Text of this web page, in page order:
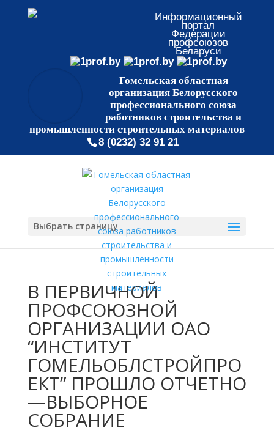
Информационный
портал
Федерации
профсоюзов
Беларуси
Гомельская областная
организация Белорусского
профессионального союза
работников строительства и
промышленности строительных материалов
8 (0232) 32 91 21
Выбрать страницу
В ПЕРВИЧНОЙ
ПРОФСОЮЗНОЙ
ОРГАНИЗАЦИИ ОАО
“ИНСТИТУТ
ГОМЕЛЬОБЛСТРОЙПРО
ЕКТ” ПРОШЛО ОТЧЕТНО
—ВЫБОРНОЕ
СОБРАНИЕ